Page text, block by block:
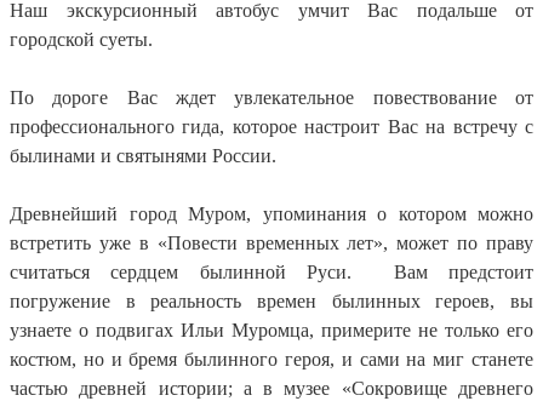
Наш экскурсионный автобус умчит Вас подальше от
городской суеты.
По дороге Вас ждет увлекательное повествование от
профессионального гида, которое настроит Вас на встречу с
былинами и святынями России.
Древнейший город Муром, упоминания о котором можно
встретить уже в «Повести временных лет», может по праву
считаться сердцем былинной Руси. Вам предстоит
погружение в реальность времен былинных героев, вы
узнаете о подвигах Ильи Муромца, примерите не только его
костюм, но и бремя былинного героя, и сами на миг станете
частью древней истории; а в музее «Сокровище древнего